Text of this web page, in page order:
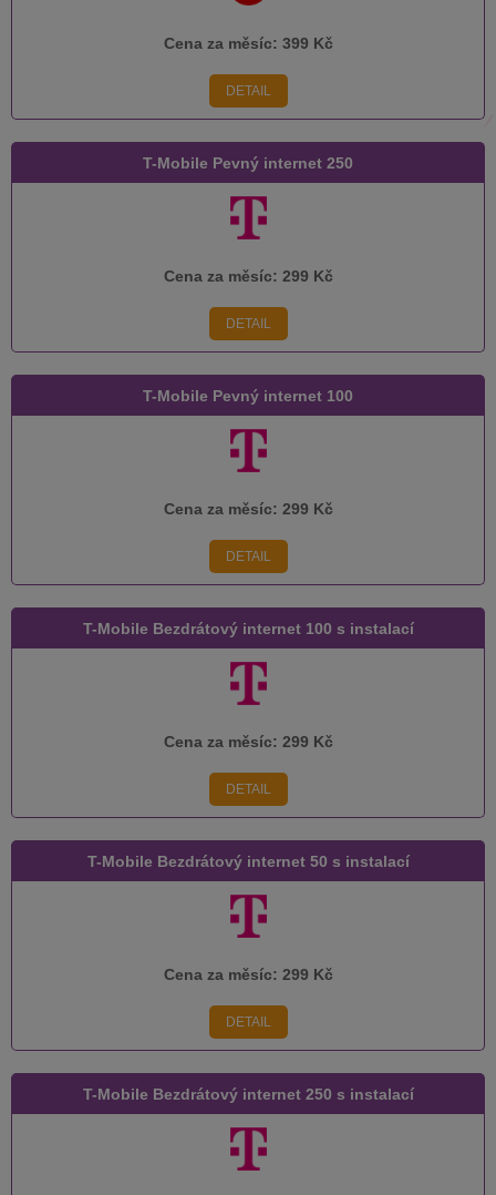
Cena za měsíc: 399 Kč
DETAIL
T-Mobile Pevný internet 250
Cena za měsíc: 299 Kč
DETAIL
T-Mobile Pevný internet 100
Cena za měsíc: 299 Kč
DETAIL
T-Mobile Bezdrátový internet 100 s instalací
Cena za měsíc: 299 Kč
DETAIL
T-Mobile Bezdrátový internet 50 s instalací
Cena za měsíc: 299 Kč
DETAIL
T-Mobile Bezdrátový internet 250 s instalací